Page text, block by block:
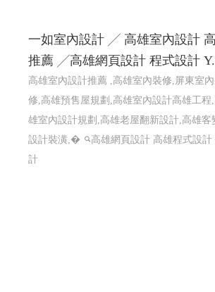
一如室內設計 ╱ 高雄室內設計
推薦 ╱高雄網頁設計 程式設計
高雄室內設計推薦 ,高雄室內裝修,屏東室
修,高雄預售屋規劃,高雄室內設計高雄工程
雄室內設計規劃,高雄老屋翻新設計,高雄客
設計裝潢,�
高雄網頁設計 高雄程式設計
計